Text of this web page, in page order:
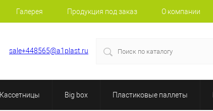
Галерея Продукция под заказ О компании
sale+448565@a1plast.ru
Кассетницы Big box Пластиковые паллеты